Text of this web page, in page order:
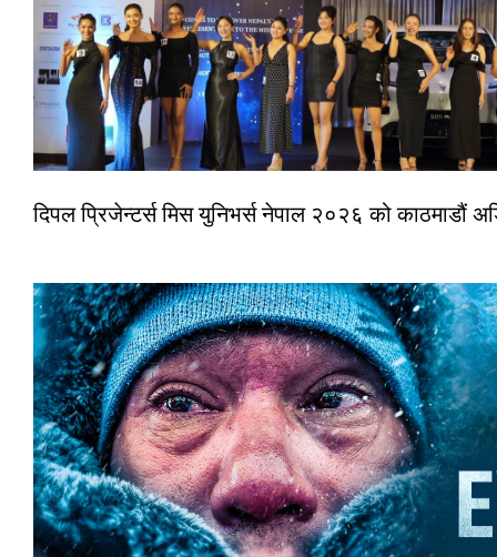
दिपल प्रिजेन्टर्स मिस युनिभर्स नेपाल २०२६ को काठमाडौं